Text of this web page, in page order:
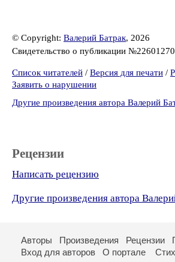
© Copyright: Валерий Батрак, 2026
Свидетельство о публикации
Список читателей / Версия для печати /
Заявить о нарушении
Другие произведения автора Валерий
Рецензии
Написать рецензию
Другие произведения автора
Авторы Произведения Рецензии
Вход для авторов
О портале